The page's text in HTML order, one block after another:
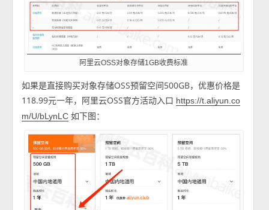
阿里云OSS对象存储1GB收费标准
如果是直接购买对象存储OSS预留空间500GB，优惠价格是
118.99元一年，阿里云OSS官方活动入口 https://t.aliyun.co
m/U/bLynLC 如下图：